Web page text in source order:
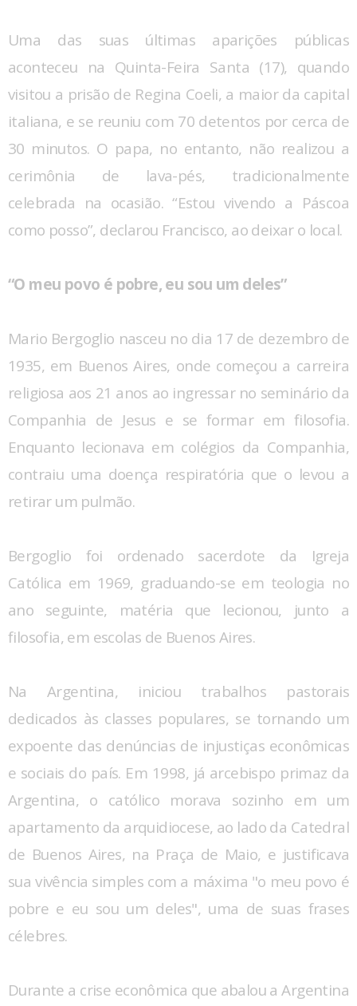
Uma das suas últimas aparições públicas
aconteceu na Quinta-Feira Santa (17), quando
visitou a prisão de Regina Coeli, a maior da capital
italiana, e se reuniu com 70 detentos por cerca de
30 minutos. O papa, no entanto, não realizou a
cerimônia de lava-pés, tradicionalmente
celebrada na ocasião. “Estou vivendo a Páscoa
como posso”, declarou Francisco, ao deixar o local.
“O meu povo é pobre, eu sou um deles”
Mario Bergoglio nasceu no dia 17 de dezembro de
1935, em Buenos Aires, onde começou a carreira
religiosa aos 21 anos ao ingressar no seminário da
Companhia de Jesus e se formar em filosofia.
Enquanto lecionava em colégios da Companhia,
contraiu uma doença respiratória que o levou a
retirar um pulmão.
Bergoglio foi ordenado sacerdote da Igreja
Católica em 1969, graduando-se em teologia no
ano seguinte, matéria que lecionou, junto a
filosofia, em escolas de Buenos Aires.
Na Argentina, iniciou trabalhos pastorais
dedicados às classes populares, se tornando um
expoente das denúncias de injustiças econômicas
e sociais do país. Em 1998, já arcebispo primaz da
Argentina, o católico morava sozinho em um
apartamento da arquidiocese, ao lado da Catedral
de Buenos Aires, na Praça de Maio, e justificava
sua vivência simples com a máxima "o meu povo é
pobre e eu sou um deles", uma de suas frases
célebres.
Durante a crise econômica que abalou a Argentina